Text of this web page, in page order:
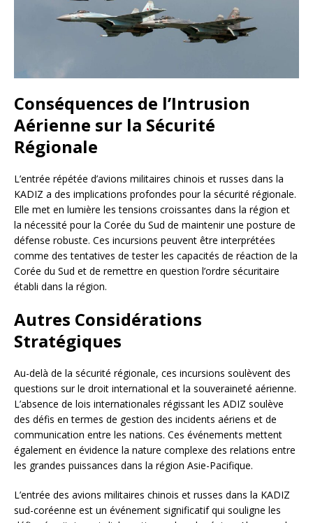
Conséquences de l’Intrusion
Aérienne sur la Sécurité
Régionale
L’entrée répétée d’avions militaires chinois et russes dans la
KADIZ a des implications profondes pour la sécurité régionale.
Elle met en lumière les tensions croissantes dans la région et
la nécessité pour la Corée du Sud de maintenir une posture de
défense robuste. Ces incursions peuvent être interprétées
comme des tentatives de tester les capacités de réaction de la
Corée du Sud et de remettre en question l’ordre sécuritaire
établi dans la région.
Autres Considérations
Stratégiques
Au-delà de la sécurité régionale, ces incursions soulèvent des
questions sur le droit international et la souveraineté aérienne.
L’absence de lois internationales régissant les ADIZ soulève
des défis en termes de gestion des incidents aériens et de
communication entre les nations. Ces événements mettent
également en évidence la nature complexe des relations entre
les grandes puissances dans la région Asie-Pacifique.
L’entrée des avions militaires chinois et russes dans la KADIZ
sud-coréenne est un événement significatif qui souligne les